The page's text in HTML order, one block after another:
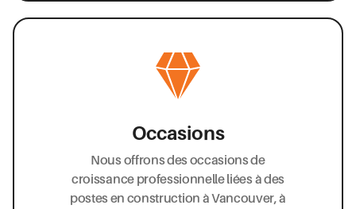
Occasions
Nous offrons des occasions de
croissance professionnelle liées à des
postes en construction à Vancouver, à